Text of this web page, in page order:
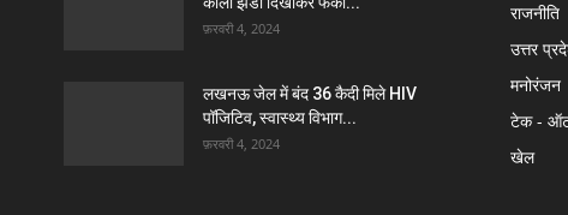
फ़रवरी 4, 2024
लखनऊ जेल में बंद 36 कैदी मिले HIV
पॉजिटिव, स्वास्थ्य विभाग...
फ़रवरी 4, 2024
राजनीति
उत्तर
मनोरंजन
टेक -
खेल